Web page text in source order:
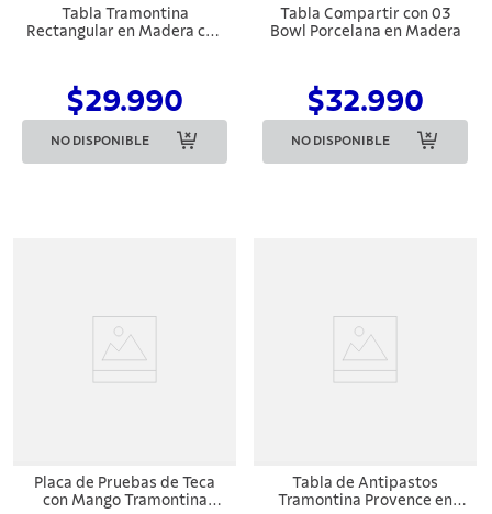
Tabla Tramontina
Rectangular en Madera con
$29.990
NO DISPONIBLE
Tabla Compartir con 03
Bowl Porcelana en Madera
$32.990
NO DISPONIBLE
Placa de Pruebas de Teca
con Mango Tramontina
Tabla de Antipastos
Tramontina Provence en